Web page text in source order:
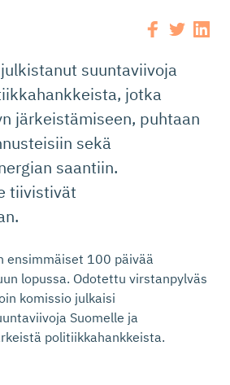
suuntaviivoja
jotka
järkeistämiseen, puhtaan
sekä
saantiin.
tiivistivät
ensimmäiset 100 päivää
lopussa. Odotettu virstanpylväs
komissio julkaisi
Suomelle ja
politiikkahankkeista.